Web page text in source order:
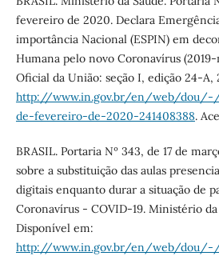
fevereiro de 2020. Declara
importância Nacional (ESPIN) em
Humana pelo novo Coronavírus
Oficial da União: seção I, edição 24-
http://www.in.gov.br/en/web/
de-fevereiro-de-2020-241408388.
BRASIL. Portaria Nº 343, de 17 de
sobre a substituição das aulas
digitais enquanto durar a situação de
Coronavírus - COVID-19. Ministério
Disponível em:
http://www.in.gov.br/en/web/dou/-/